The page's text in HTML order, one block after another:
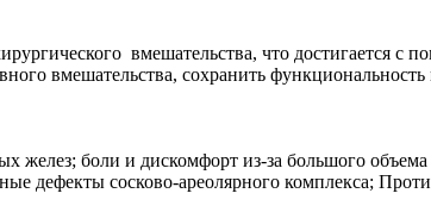
вмешательства, что достигается
вмешательства, сохранить
желез; боли и дискомфорт из-за большого
дефекты сосково-ареолярного комплекса;